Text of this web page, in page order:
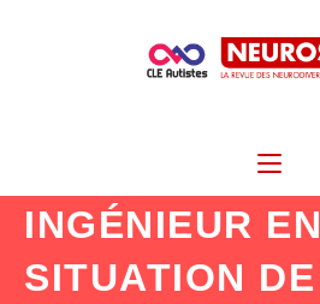
INGÉNIEUR EN
SITUATION DE